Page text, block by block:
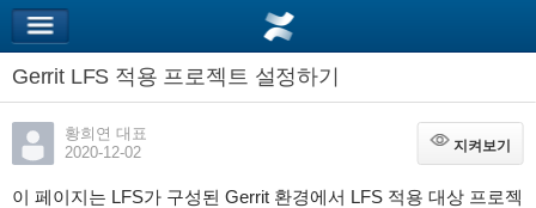
Gerrit LFS 적용 프로젝트 설정하기
황희연 대표
2020-12-02
지켜보기
지켜보기
이 페이지는 LFS가 구성된 Gerrit 환경에서 LFS 적용 대상 프로젝